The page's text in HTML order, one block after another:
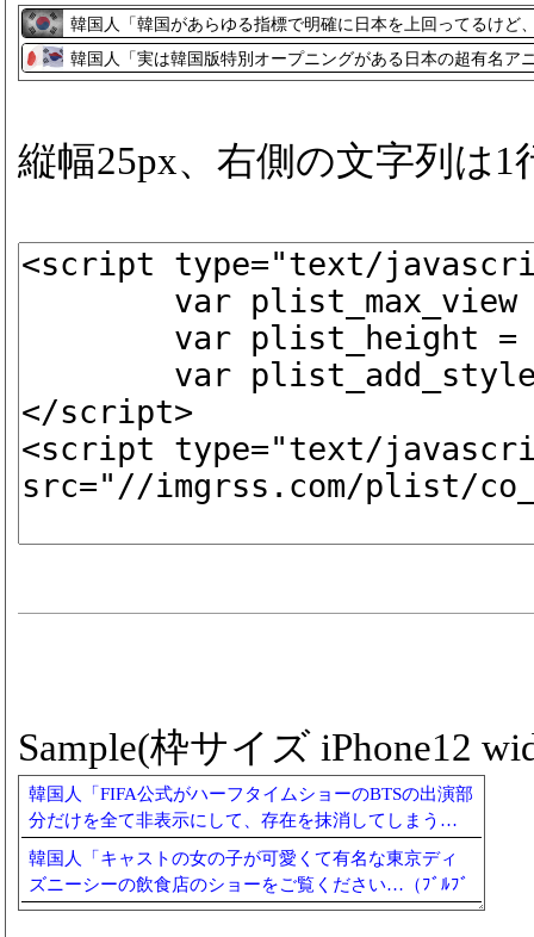
韓国人「韓国があらゆる指標で明確に日本を上回ってるけ
＝韓国の反応
韓国人「実は韓国版特別オープニングがある日本の超有名
＝韓国の反応
縦幅25px、右側の文字列は1
Sample(枠サイズ iPhone12
韓国人「FIFA公式がハーフタイムショーのBTSの出演部
分だけを全て非表示にして、存在を抹消してしまう…
（ﾌﾞﾙﾌﾞﾙ」＝韓国の反応
韓国人「キャストの女の子が可愛くて有名な東京ディ
ズニーシーの飲食店のショーをご覧ください…（ﾌﾞﾙﾌﾞ
ﾙ」＝韓国の反応